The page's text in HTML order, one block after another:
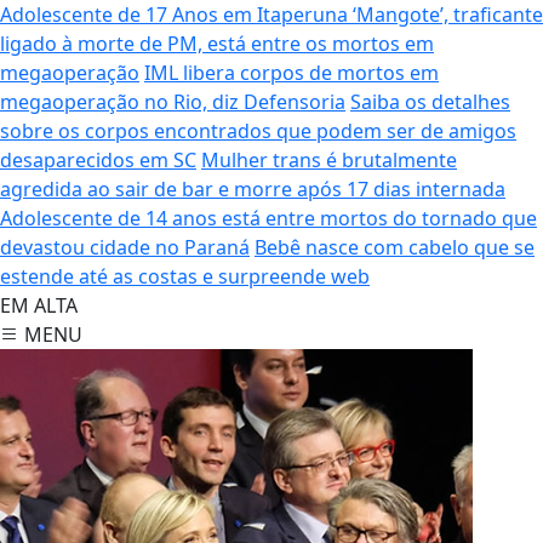
Adolescente de 17 Anos em Itaperuna ‘Mangote’, traficante
ligado à morte de PM, está entre os mortos em
megaoperação IML libera corpos de mortos em
megaoperação no Rio, diz Defensoria Saiba os detalhes
sobre os corpos encontrados que podem ser de amigos
desaparecidos em SC Mulher trans é brutalmente
agredida ao sair de bar e morre após 17 dias internada
Adolescente de 14 anos está entre mortos do tornado que
devastou cidade no Paraná Bebê nasce com cabelo que se
estende até as costas e surpreende web
EM ALTA
MENU